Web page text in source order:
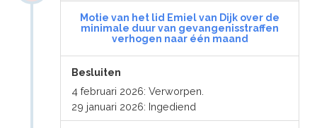
Motie van het lid Emiel van Dijk over de
minimale duur van gevangenisstraffen
verhogen naar één maand
Besluiten
4 februari 2026: Verworpen.
29 januari 2026: Ingediend